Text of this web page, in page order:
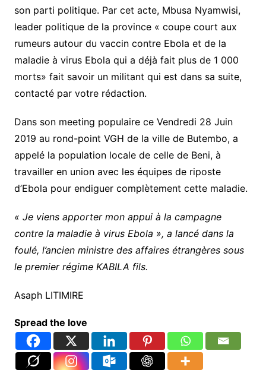
son parti politique. Par cet acte, Mbusa Nyamwisi,
leader politique de la province « coupe court aux
rumeurs autour du vaccin contre Ebola et de la
maladie à virus Ebola qui a déjà fait plus de 1 000
morts» fait savoir un militant qui est dans sa suite,
contacté par votre rédaction.
Dans son meeting populaire ce Vendredi 28 Juin
2019 au rond-point VGH de la ville de Butembo, a
appelé la population locale de celle de Beni, à
travailler en union avec les équipes de riposte
d’Ebola pour endiguer complètement cette maladie.
« Je viens apporter mon appui à la campagne
contre la maladie à virus Ebola », a lancé dans la
foulé, l’ancien ministre des affaires étrangères sous
le premier régime KABILA fils.
Asaph LITIMIRE
Spread the love